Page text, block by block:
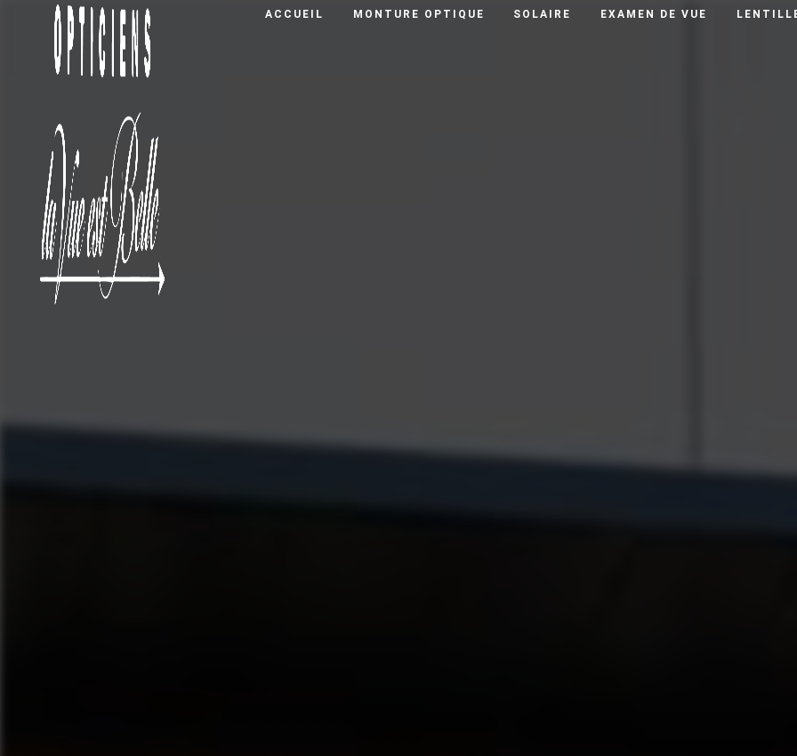
ACCUEIL MONTURE OPTIQUE SOLAIRE EXAMEN DE VUE
Panneau de gestion des cookies